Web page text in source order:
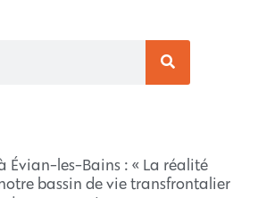
Évian-les-Bains : « La réalité
bassin de vie transfrontalier